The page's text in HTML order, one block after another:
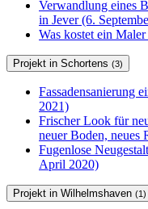
Verwandlung eines
in Jever (6.
Was kostet ein
Projekt in Schortens (3)
Fassadensanierung
2021)
Frischer Look für
neuer Boden, neues
Fugenlose
April 2020)
Projekt in Wilhelmshaven (1)